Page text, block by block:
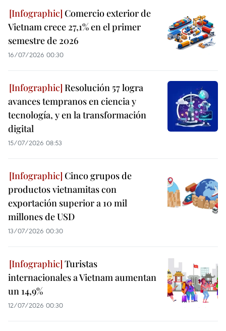
Comercio exterior de
Vietnam crece 27,1% en el primer
semestre de 2026
16/07/2026 00:30
Resolución 57 logra
avances tempranos en ciencia y
tecnología, y en la transformación
digital
15/07/2026 08:53
Cinco grupos de
productos vietnamitas con
exportación superior a 10 mil
millones de USD
13/07/2026 00:30
Turistas
internacionales a Vietnam aumentan
un 14,9%
12/07/2026 00:30